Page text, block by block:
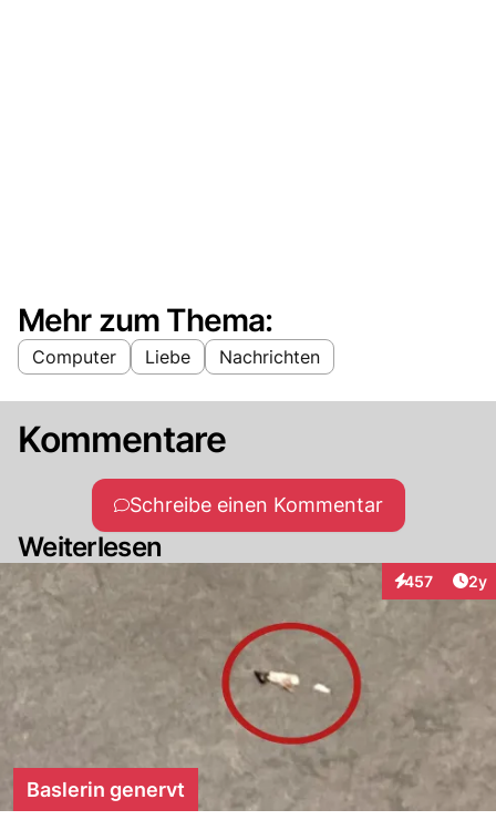
Mehr zum Thema:
Computer Liebe Nachrichten
Kommentare
Schreibe einen Kommentar
Weiterlesen
457
Interaktionen
2y
Baslerin genervt